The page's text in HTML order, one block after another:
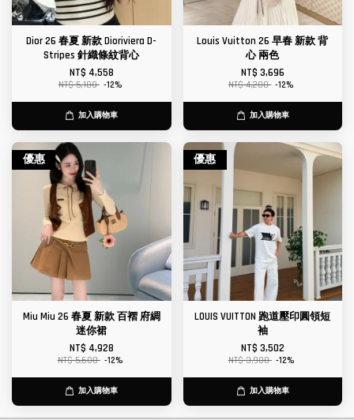
Dior 26 春夏 新款 Dioriviera D-
Stripes 針織條紋背心
NT$ 4,558
NT$ 5,180 -12%
加入購物車
Louis Vuitton 26 早春 新款 背
心 兩色
NT$ 3,696
NT$ 4,200 -12%
加入購物車
優惠
Miu Miu 26 春夏 新款 百褶 府綢
迷你裙
NT$ 4,928
NT$ 5,600 -12%
加入購物車
優惠
LOUIS VUITTON 跑道壓印圓領短
袖
NT$ 3,502
NT$ 3,980 -12%
加入購物車